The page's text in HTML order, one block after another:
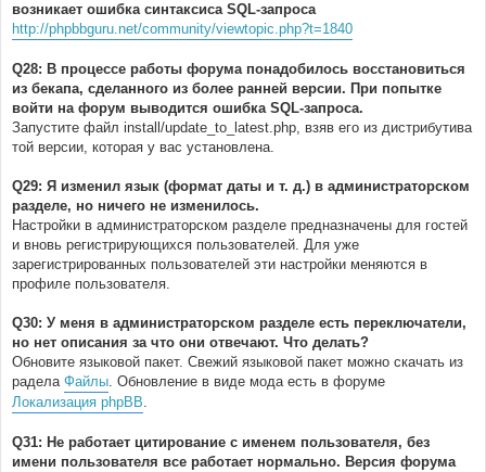
возникает ошибка синтаксиса SQL-запроса
http://phpbbguru.net/community/viewtopic.php?t=1840
Q28: В процессе работы форума понадобилось восстановиться
из бекапа, сделанного из более ранней версии. При попытке
войти на форум выводится ошибка SQL-запроса.
Запустите файл install/update_to_latest.php, взяв его из дистрибутива
той версии, которая у вас установлена.
Q29: Я изменил язык (формат даты и т. д.) в администраторском
разделе, но ничего не изменилось.
Настройки в администраторском разделе предназначены для гостей
и вновь регистрирующихся пользователей. Для уже
зарегистрированных пользователей эти настройки меняются в
профиле пользователя.
Q30: У меня в администраторском разделе есть переключатели,
но нет описания за что они отвечают. Что делать?
Обновите языковой пакет. Свежий языковой пакет можно скачать из
радела Файлы. Обновление в виде мода есть в форуме
Локализация phpBB.
Q31: Не работает цитирование с именем пользователя, без
имени пользователя все работает нормально. Версия форума